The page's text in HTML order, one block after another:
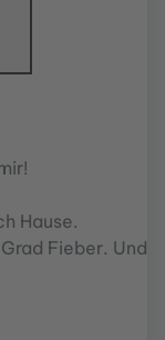
Hause.
Fieber. Und